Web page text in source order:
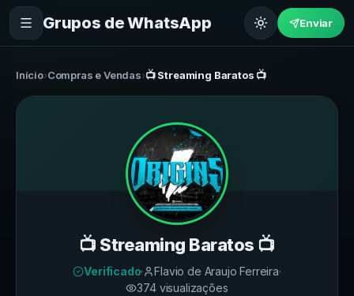
Grupos de WhatsApp Enviar
Início›Compras e Vendas›📺 Streaming Baratos 📺
📺 Streaming Baratos 📺
Verificado· Flavio de Araujo Ferreira·
374visualizações